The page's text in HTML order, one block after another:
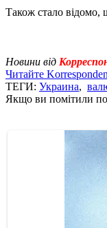
Також стало відомо,
Новини від
Читайте
ТЕГИ: Украина,
Якщо ви помітили